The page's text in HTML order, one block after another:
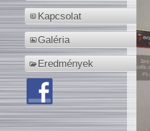
Kapcsolat
Galéria
Eredmények